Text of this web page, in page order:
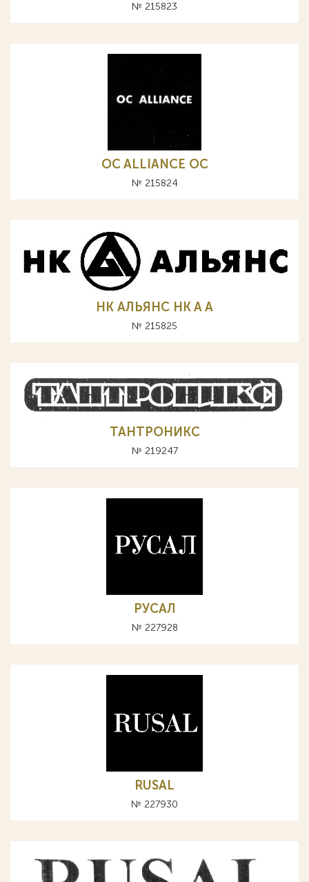
№ 215823
OC ALLIANCE ОС
№ 215824
НК АЛЬЯНС HK A А
№ 215825
ТАНТРОНИКС
№ 219247
РУСАЛ
№ 227928
RUSAL
№ 227930